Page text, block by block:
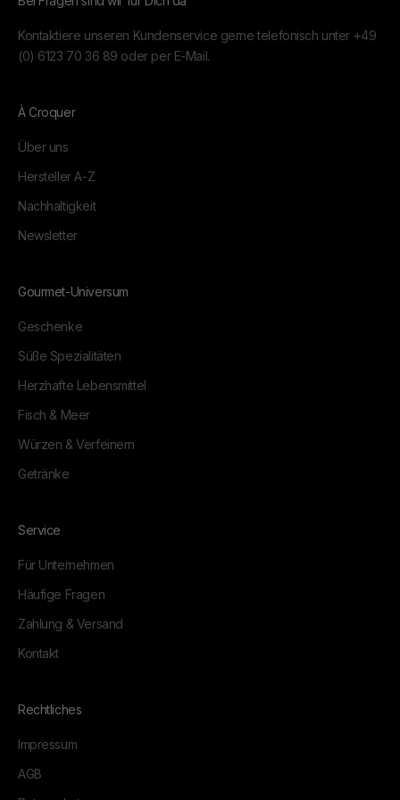
Kontaktiere unseren Kundenservice gerne telefonisch unter +49
(0) 6123 70 36 89 oder per E-Mail.
À Croquer
Über uns
Hersteller A-Z
Nachhaltigkeit
Newsletter
Gourmet-Universum
Geschenke
Süße Spezialitäten
Herzhafte Lebensmittel
Fisch & Meer
Würzen & Verfeinern
Getränke
Service
Für Unternehmen
Häufige Fragen
Zahlung & Versand
Kontakt
Rechtliches
Impressum
AGB